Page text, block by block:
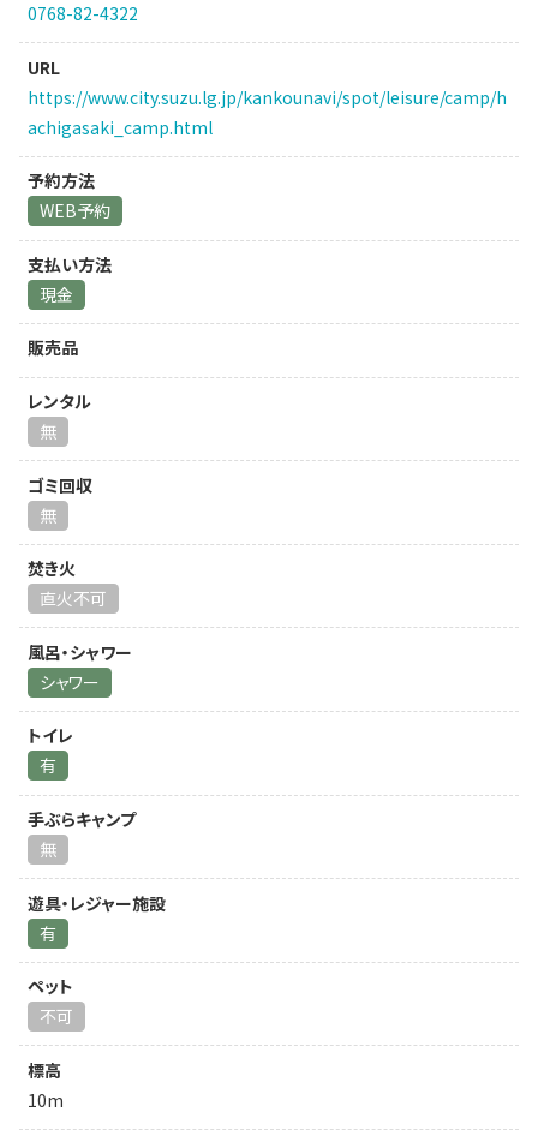
0768-82-4322
URL
https://www.city.suzu.lg.jp/kankounavi/spot/leisure/camp/h
achigasaki_camp.html
予約方法
WEB予約
支払い方法
現金
販売品
レンタル
無
ゴミ回収
無
焚き火
直火不可
風呂・シャワー
シャワー
トイレ
有
手ぶらキャンプ
無
遊具・レジャー施設
有
ペット
不可
標高
10m